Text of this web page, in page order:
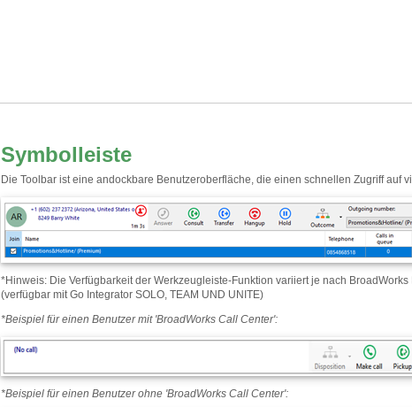
Symbolleiste
Die Toolbar ist eine andockbare Benutzeroberfläche, die einen schnellen Zugriff auf
*Hinweis: Die Verfügbarkeit der Werkzeugleiste-Funktion variiert je nach
(verfügbar mit Go Integrator SOLO, TEAM UND UNITE)
*Beispiel für einen Benutzer mit 'BroadWorks Call Center':
*Beispiel für einen Benutzer ohne 'BroadWorks Call Center':